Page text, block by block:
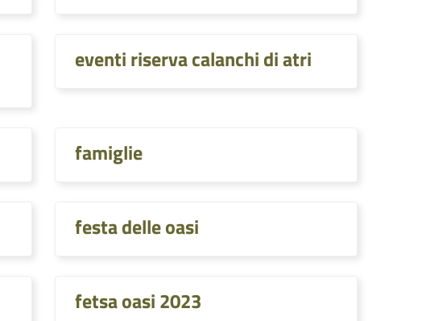
eventi riserva calanchi di atri
famiglie
festa delle oasi
fetsa oasi 2023